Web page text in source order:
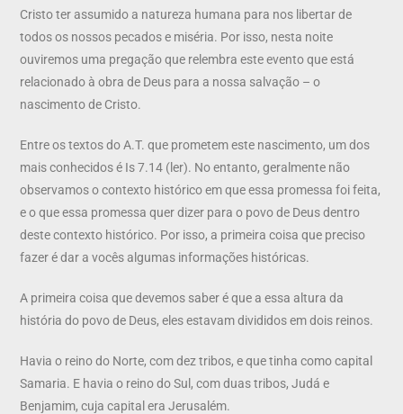
Cristo ter assumido a natureza humana para nos libertar de
todos os nossos pecados e miséria. Por isso, nesta noite
ouviremos uma pregação que relembra este evento que está
relacionado à obra de Deus para a nossa salvação – o
nascimento de Cristo.
Entre os textos do A.T. que prometem este nascimento, um dos
mais conhecidos é Is 7.14 (ler). No entanto, geralmente não
observamos o contexto histórico em que essa promessa foi feita,
e o que essa promessa quer dizer para o povo de Deus dentro
deste contexto histórico. Por isso, a primeira coisa que preciso
fazer é dar a vocês algumas informações históricas.
A primeira coisa que devemos saber é que a essa altura da
história do povo de Deus, eles estavam divididos em dois reinos.
Havia o reino do Norte, com dez tribos, e que tinha como capital
Samaria. E havia o reino do Sul, com duas tribos, Judá e
Benjamim, cuja capital era Jerusalém.